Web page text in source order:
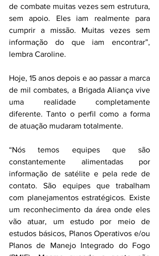
de combate muitas vezes sem estrutura,
sem apoio. Eles iam realmente para
cumprir a missão. Muitas vezes sem
informação do que iam encontrar”,
lembra Caroline.
Hoje, 15 anos depois e ao passar a marca
de mil combates, a Brigada Aliança vive
uma realidade completamente
diferente. Tanto o perfil como a forma
de atuação mudaram totalmente.
“Nós temos equipes que são
constantemente alimentadas por
informação de satélite e pela rede de
contato. São equipes que trabalham
com planejamentos estratégicos. Existe
um reconhecimento da área onde eles
vão atuar, um estudo por meio de
estudos básicos, Planos Operativos e/ou
Planos de Manejo Integrado do Fogo